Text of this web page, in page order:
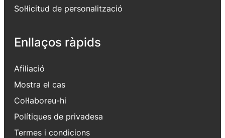
Sol·licitud de personalització
Enllaços ràpids
Afiliació
Mostra el cas
Col·laboreu-hi
Polítiques de privadesa
Termes i condicions